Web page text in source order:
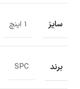
سایز 1 اینچ
برند SPC